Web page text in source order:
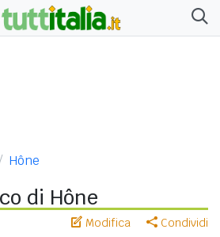
Hône
di Hône
Modifica Condividi